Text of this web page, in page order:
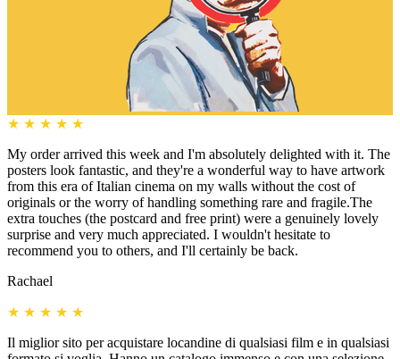
★ ★ ★ ★ ★
My order arrived this week and I'm absolutely delighted with it. The
posters look fantastic, and they're a wonderful way to have artwork
from this era of Italian cinema on my walls without the cost of
originals or the worry of handling something rare and fragile.The
extra touches (the postcard and free print) were a genuinely lovely
surprise and very much appreciated. I wouldn't hesitate to
recommend you to others, and I'll certainly be back.
Rachael
★ ★ ★ ★ ★
Il miglior sito per acquistare locandine di qualsiasi film e in qualsiasi